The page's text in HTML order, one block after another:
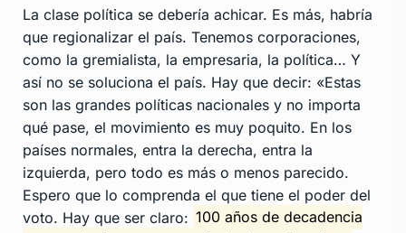
La clase política se debería achicar. Es más, habría
que regionalizar el país. Tenemos corporaciones,
como la gremialista, la empresaria, la política… Y
así no se soluciona el país. Hay que decir: «Estas
son las grandes políticas nacionales y no importa
qué pase, el movimiento es muy poquito. En los
países normales, entra la derecha, entra la
izquierda, pero todo es más o menos parecido.
Espero que lo comprenda el que tiene el poder del
voto. Hay que ser claro: 100 años de decadencia